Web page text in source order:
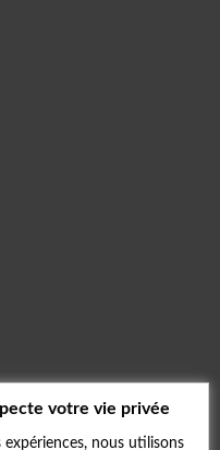
votre vie privée
nous utilisons